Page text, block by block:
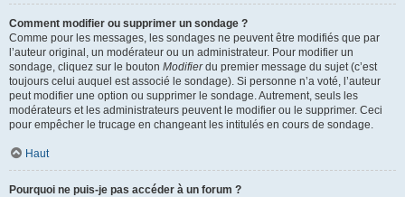
Comment modifier ou supprimer un sondage ?
Comme pour les messages, les sondages ne peuvent être modifiés que par
l’auteur original, un modérateur ou un administrateur. Pour modifier un
sondage, cliquez sur le bouton Modifierdu premier message du sujet (c’est
toujours celui auquel est associé le sondage). Si personne n’a voté, l’auteur
peut modifier une option ou supprimer le sondage. Autrement, seuls les
modérateurs et les administrateurs peuvent le modifier ou le supprimer. Ceci
pour empêcher le trucage en changeant les intitulés en cours de sondage.
Haut
Pourquoi ne puis-je pas accéder à un forum ?